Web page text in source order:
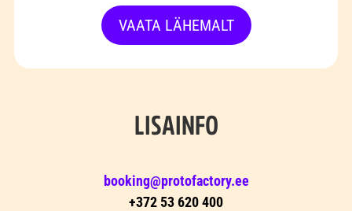
VAATA LÄHEMALT
LISAINFO
booking@protofactory.ee
+372 53 620 400